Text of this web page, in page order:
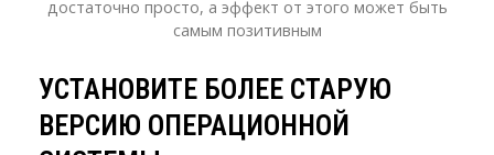
достаточно просто, а эффект от этого может быть
самым позитивным
УСТАНОВИТЕ БОЛЕЕ СТАРУЮ
ВЕРСИЮ ОПЕРАЦИОННОЙ